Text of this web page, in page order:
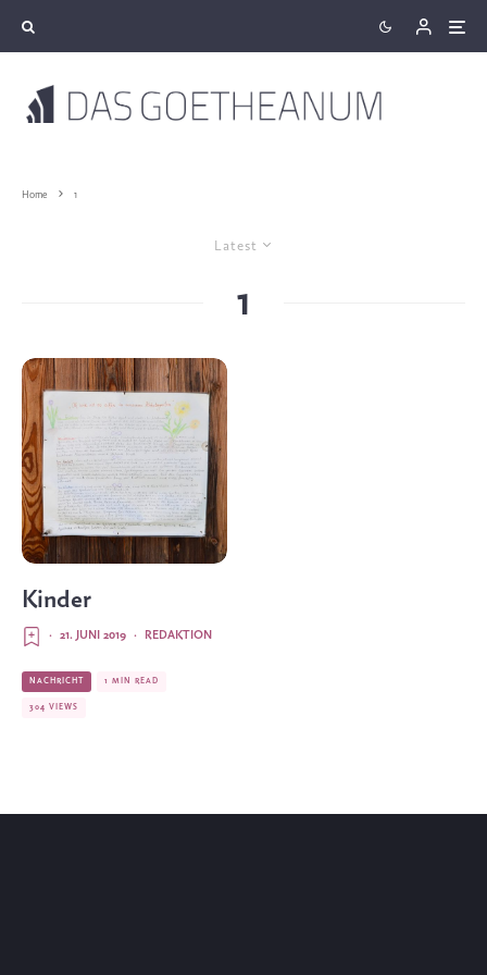
Home 1
Latest
1
Kinder
REDAKTION
·
21. JUNI 2019
·
NACHRICHT 1 MIN READ
304 VIEWS